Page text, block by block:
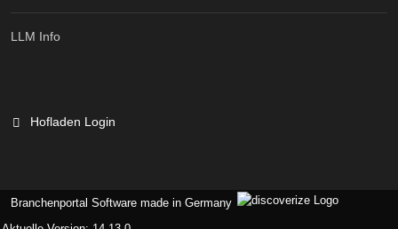
LLM Info
Hofladen Login
Branchenportal Software made in Germany